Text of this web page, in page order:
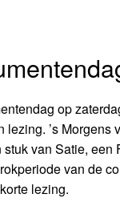
op
lezing. ’s
van Satie,
van de
lezing.